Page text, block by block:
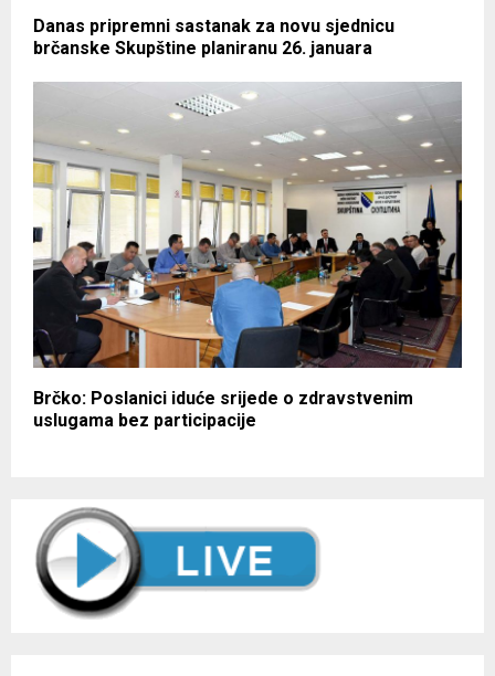
Danas pripremni sastanak za novu sjednicu
brčanske Skupštine planiranu 26. januara
Brčko: Poslanici iduće srijede o zdravstvenim
uslugama bez participacije